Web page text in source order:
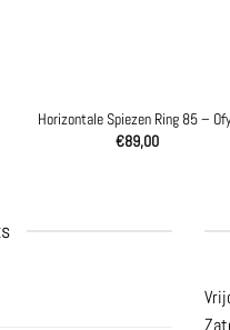
Horizontale Spiezen Ring 85 –
€89,00